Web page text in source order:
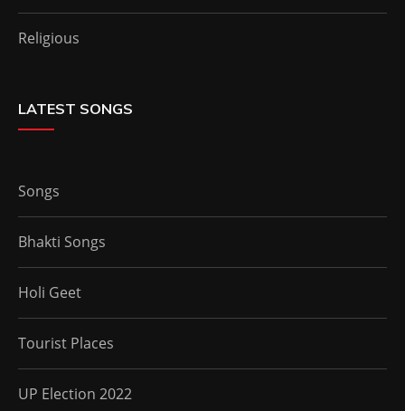
Religious
LATEST SONGS
Songs
Bhakti Songs
Holi Geet
Tourist Places
UP Election 2022